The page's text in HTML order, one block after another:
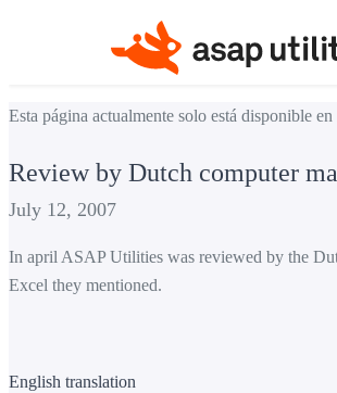
Esta página actualmente solo está disponible en
Review by Dutch computer
July 12, 2007
In april ASAP Utilities was reviewed by the
Excel they mentioned.
English translation